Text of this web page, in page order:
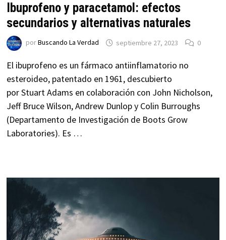
Ibuprofeno y paracetamol: efectos
secundarios y alternativas naturales
porBuscando La Verdad septiembre 27, 2023 0
El ibuprofeno es un fármaco antiinflamatorio no
esteroideo, patentado en 1961, descubierto
por Stuart Adams en colaboración con John Nicholson,
Jeff Bruce Wilson, Andrew Dunlop y Colin Burroughs
(Departamento de Investigación de Boots Grow
Laboratories). Es …